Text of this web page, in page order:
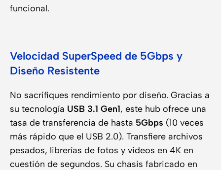
funcional.
Velocidad SuperSpeed de 5Gbps y
Diseño Resistente
No sacrifiques rendimiento por diseño. Gracias a
su tecnología USB 3.1 Gen1, este hub ofrece una
tasa de transferencia de hasta 5Gbps (10 veces
más rápido que el USB 2.0). Transfiere archivos
pesados, librerías de fotos y videos en 4K en
cuestión de segundos. Su chasis fabricado en